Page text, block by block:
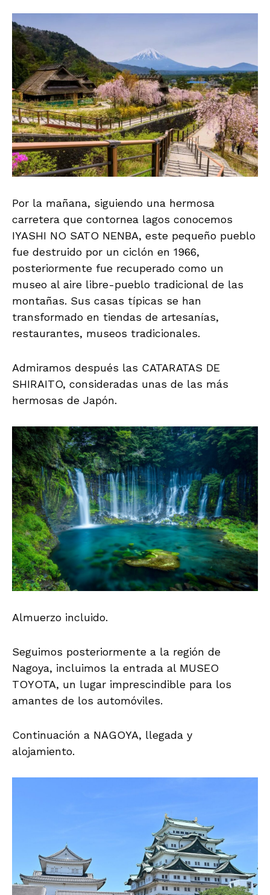
Por la mañana, siguiendo una hermosa
carretera que contornea lagos conocemos
IYASHI NO SATO NENBA, este pequeño pueblo
fue destruido por un ciclón en 1966,
posteriormente fue recuperado como un
museo al aire libre-pueblo tradicional de las
montañas. Sus casas típicas se han
transformado en tiendas de artesanías,
restaurantes, museos tradicionales.
Admiramos después las CATARATAS DE
SHIRAITO, consideradas unas de las más
hermosas de Japón.
Almuerzo incluido.
Seguimos posteriormente a la región de
Nagoya, incluimos la entrada al MUSEO
TOYOTA, un lugar imprescindible para los
amantes de los automóviles.
Continuación a NAGOYA, llegada y
alojamiento.